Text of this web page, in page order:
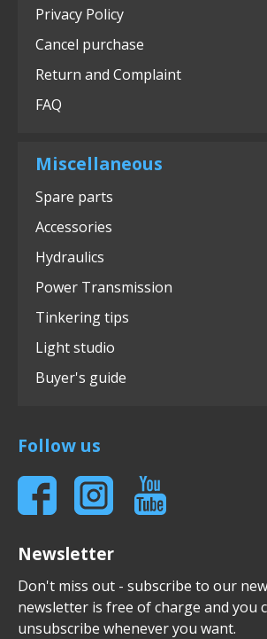
Privacy Policy
Cancel purchase
Return and Complaint
FAQ
Miscellaneous
Spare parts
Accessories
Hydraulics
Power Transmission
Tinkering tips
Light studio
Buyer's guide
Follow us
Newsletter
Don't miss out - subscribe to our
newsletter is free of charge and you
unsubscribe whenever you want.